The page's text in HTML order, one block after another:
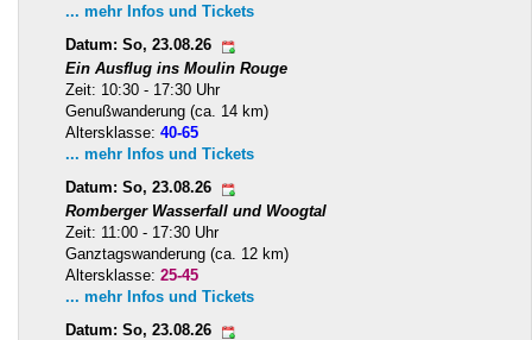
... mehr Infos und Tickets
Datum: So, 23.08.26
Ein Ausflug ins Moulin Rouge
Zeit: 10:30 - 17:30 Uhr
Genußwanderung (ca. 14 km)
Altersklasse: 40-65
... mehr Infos und Tickets
Datum: So, 23.08.26
Romberger Wasserfall und Woogtal
Zeit: 11:00 - 17:30 Uhr
Ganztagswanderung (ca. 12 km)
Altersklasse: 25-45
... mehr Infos und Tickets
Datum: So, 23.08.26